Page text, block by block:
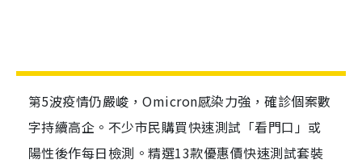
第5波疫情仍嚴峻，Omicron感染力強，確診個案數
字持續高企。不少市民購買快速測試「看門口」或
陽性後作每日檢測。精選13款優惠價快速測試套裝